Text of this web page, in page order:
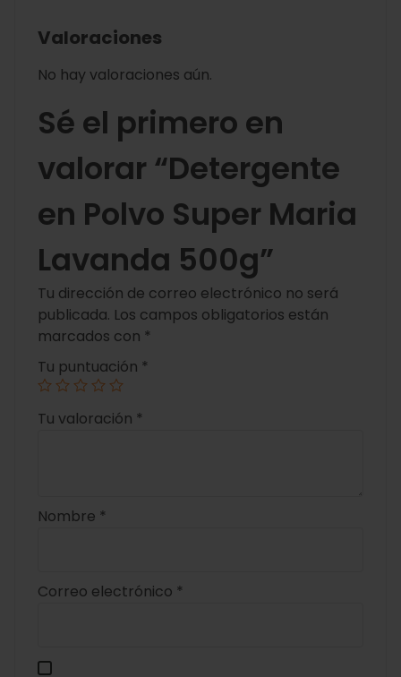
Valoraciones
No hay valoraciones aún.
Sé el primero en
valorar “Detergente
en Polvo Super Maria
Lavanda 500g”
Tu dirección de correo electrónico no será
publicada. Los campos obligatorios están
marcados con *
Tu puntuación *
Tu valoración *
Nombre *
Correo electrónico *